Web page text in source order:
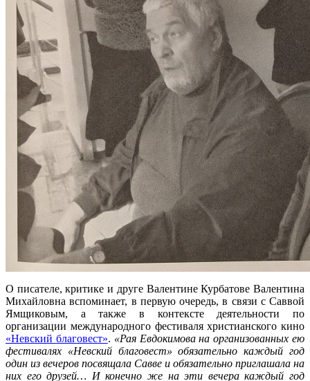
О писателе, критике и друге Валентине Курбатове Валентина
Михайловна вспоминает, в первую очередь, в связи с Саввой
Ямщиковым, а также в контексте деятельности по
организации международного фестиваля христианского кино
«Невский благовест». «Рая Евдокимова на организованных ею
фестивалях «Невский благовест» обязательно каждый год
один из вечеров посвящала Савве и обязательно приглашала на
них его друзей… И конечно же на эти вечера каждый год